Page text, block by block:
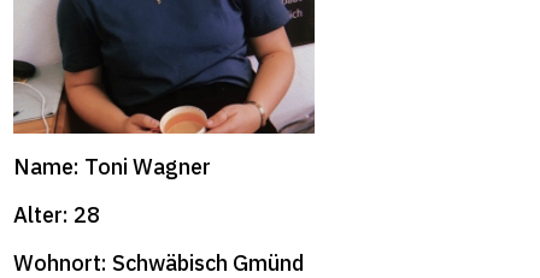
International
format+
Name: Toni Wagner
Alter: 28
Wohnort: Schwäbisch Gmünd